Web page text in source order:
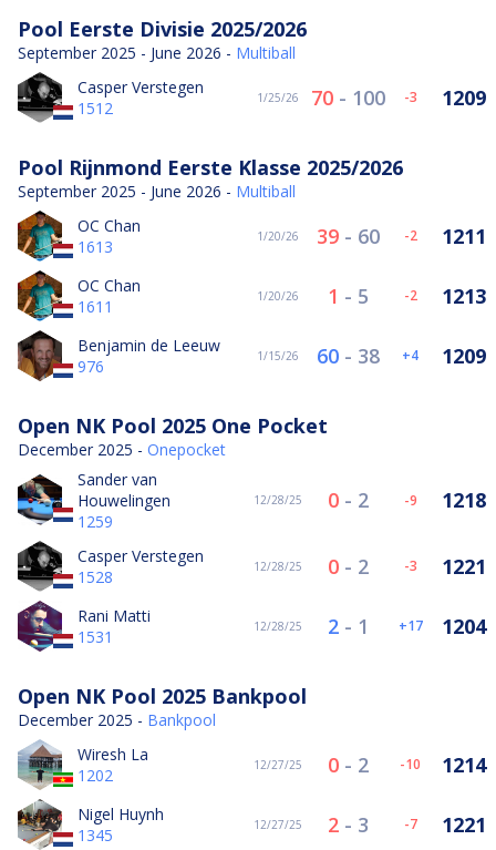
Pool Eerste Divisie 2025/2026
September 2025 - June 2026 - Multiball
Casper Verstegen
1512
1/25/26 70 - 100 -3 1209
Pool Rijnmond Eerste Klasse 2025/2026
September 2025 - June 2026 - Multiball
OC Chan
1613
1/20/26 39 - 60 -2 1211
OC Chan
1611
1/20/26 1 - 5 -2 1213
Benjamin de Leeuw
976
1/15/26 60 - 38 4 1209
Open NK Pool 2025 One Pocket
December 2025 - Onepocket
Sander van
Houwelingen
1259
12/28/25 0 - 2 -9 1218
Casper Verstegen
1528
12/28/25 0 - 2 -3 1221
Rani Matti
1531
12/28/25 2 - 1 17 1204
Open NK Pool 2025 Bankpool
December 2025 - Bankpool
Wiresh La
1202
12/27/25 0 - 2 -10 1214
Nigel Huynh
1345
12/27/25 2 - 3 -7 1221